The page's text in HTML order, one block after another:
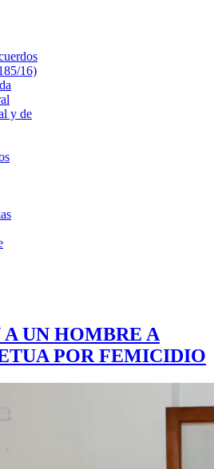
16)
y de
UN HOMBRE A
POR FEMICIDIO